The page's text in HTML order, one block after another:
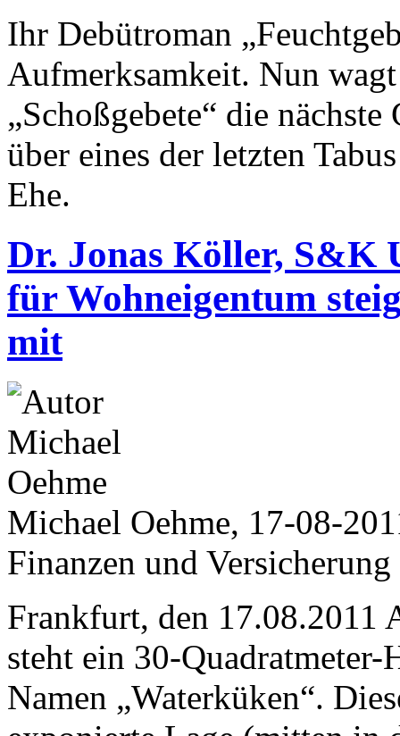
Ihr Debütroman
Aufmerksamkeit. Nun
„Schoßgebete“ die
über eines der letzten
Ehe.
Dr. Jonas Köller, S&K
für Wohneigentum
mit
Michael Oehme, 17-08-
Finanzen und Versicherung
Frankfurt, den 17.08.2011
steht ein 30-Quadratmeter-
Namen „Waterküken“.